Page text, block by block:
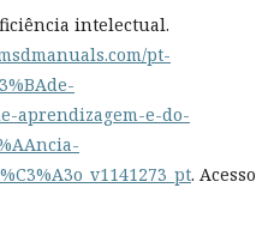
intelectual.
pt-
aprendizagem-e-do-
. Acesso